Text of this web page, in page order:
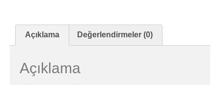
Açıklama Değerlendirmeler (0)
Açıklama